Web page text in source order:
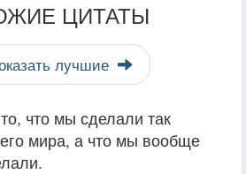
ЦИТАТЫ
лучшие
что мы сделали так
мира, а что мы вообще